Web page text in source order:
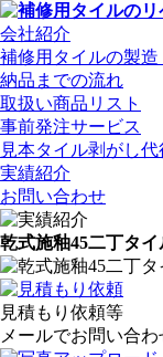
会社紹介
補修用タイルの製造
納品までの流れ
取扱い商品リスト
事前発注サービス
見本タイル剥がし
実績紹介
お問い合わせ
乾式施釉45二丁タ
見積もり依頼等
メールでお問い合わ